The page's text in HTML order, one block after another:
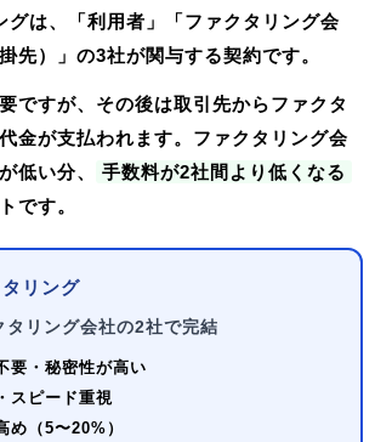
は、
「利用者」「ファクタリング会
先）」の3社が関与する契約です。
ですが、その後は取引先からファクタ
金が支払われます。ファクタリング会
低い分、
手数料が2社間より低くなる
です。
リング
タリング会社の2社で完結
要・秘密性が高い
スピード重視
め（5〜20%）